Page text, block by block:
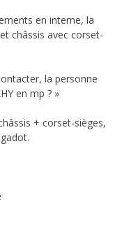
en interne, la
châssis avec corset-
la personne
en mp ? »
+ corset-sièges,